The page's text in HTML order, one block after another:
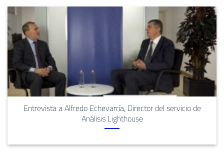
Entrevista a Alfredo Echevarría, Director del servicio de
Análisis Lighthouse